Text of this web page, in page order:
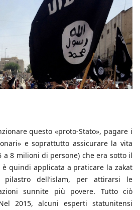
questo «proto-Stato», pagare i
e soprattutto assicurare la vita
a 8 milioni di persone) che era sotto il
è quindi applicata a praticare la zakat
pilastro dell’islam, per attirarsi le
sunnite più povere. Tutto ciò
2015, alcuni esperti statunitensi